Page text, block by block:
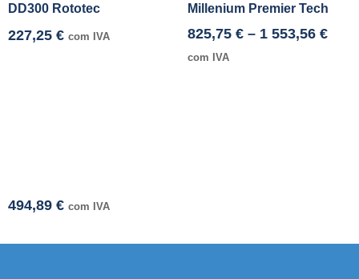
DD300 Rototec
227,25 € com IVA
Millenium Premier Tech
825,75 € – 1 553,56 €
com IVA
494,89 € com IVA